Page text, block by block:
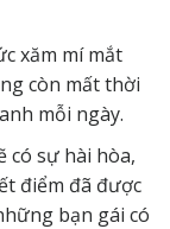
xăm mí mắt
còn mất thời
mỗi ngày.
có sự hài hòa,
điểm đã được
bạn gái có